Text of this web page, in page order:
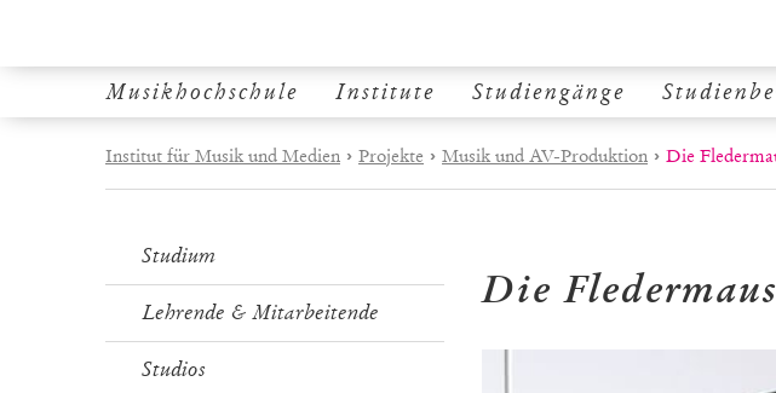
Musikhochschule Institute Studiengänge
Institut für Musik und Medien › Projekte › Musik und AV-Produktion › Die
Studium
Lehrende & Mitarbeitende
Studios
Die Fledermaus